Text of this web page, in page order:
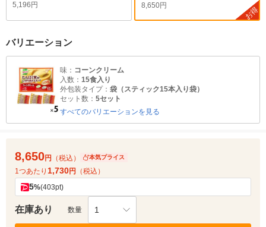
5,196円
8,650円
お得
バリエーション
味： コーンクリーム
入数： 15食入り
外包装タイプ： 袋（スティック15本入り袋）
セット数： 5セット
すべてのバリエーションを見る
8,650円 （税込） 本気プライス
1つあたり 1,730円 （税込）
5%(403pt)
在庫あり 数量 1